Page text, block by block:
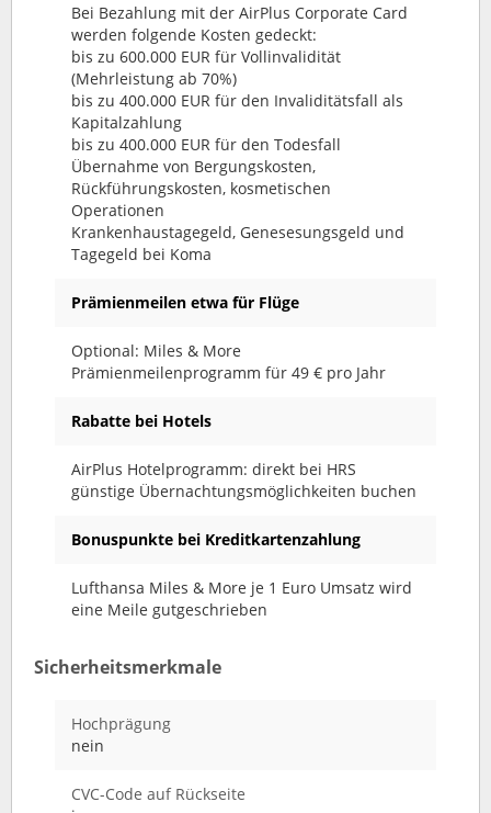
Bei Bezahlung mit der AirPlus Corporate Card
werden folgende Kosten gedeckt:
bis zu 600.000 EUR für Vollinvalidität
(Mehrleistung ab 70%)
bis zu 400.000 EUR für den Invaliditätsfall als
Kapitalzahlung
bis zu 400.000 EUR für den Todesfall
Übernahme von Bergungskosten,
Rückführungskosten, kosmetischen
Operationen
Krankenhaustagegeld, Genesesungsgeld und
Tagegeld bei Koma
Prämienmeilen etwa für Flüge
Optional: Miles & More
Prämienmeilenprogramm für 49 € pro Jahr
Rabatte bei Hotels
AirPlus Hotelprogramm: direkt bei HRS
günstige Übernachtungsmöglichkeiten buchen
Bonuspunkte bei Kreditkartenzahlung
Lufthansa Miles & More je 1 Euro Umsatz wird
eine Meile gutgeschrieben
Sicherheitsmerkmale
Hochprägung
nein
CVC-Code auf Rückseite